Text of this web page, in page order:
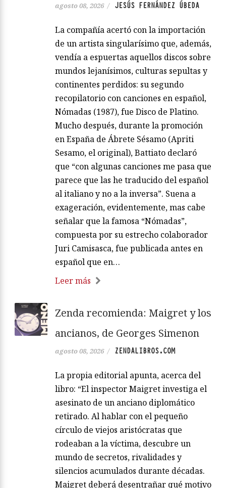
agosto 08, 2026 / JESÚS FERNÁNDEZ ÚBEDA
La compañía acertó con la importación
de un artista singularísimo que, además,
vendía a espuertas aquellos discos sobre
mundos lejanísimos, culturas sepultas y
continentes perdidos: su segundo
recopilatorio con canciones en español,
Nómadas (1987), fue Disco de Platino.
Mucho después, durante la promoción
en España de Ábrete Sésamo (Apriti
Sesamo, el original), Battiato declaró
que “con algunas canciones me pasa que
parece que las he traducido del español
al italiano y no a la inversa”. Suena a
exageración, evidentemente, mas cabe
señalar que la famosa “Nómadas”,
compuesta por su estrecho colaborador
Juri Camisasca, fue publicada antes en
español que en…
Leer más
Zenda recomienda: Maigret y los
ancianos, de Georges Simenon
agosto 08, 2026 / ZENDALIBROS.COM
La propia editorial apunta, acerca del
libro: “El inspector Maigret investiga el
asesinato de un anciano diplomático
retirado. Al hablar con el pequeño
círculo de viejos aristócratas que
rodeaban a la víctima, descubre un
mundo de secretos, rivalidades y
silencios acumulados durante décadas.
Maigret deberá desentrañar qué motivo